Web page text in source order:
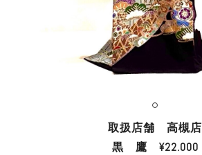
取扱店舗 高槻店
黒 鷹 ¥22.000